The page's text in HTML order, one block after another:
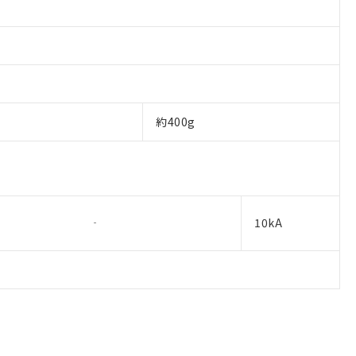
約400g
10kA